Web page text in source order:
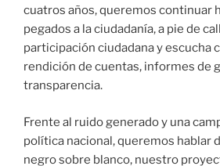
cuatros años, queremos continuar
pegados a la ciudadanía, a pie de
participación ciudadana y escucha
rendición de cuentas, informes de
transparencia.
Frente al ruido generado y una
política nacional, queremos hablar
negro sobre blanco, nuestro